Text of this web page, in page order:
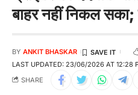
बाहर नहीं निकल
LAST UPDATED: 23/06/2026 AT 12:28
BY ANKIT BHASKAR
SHARE